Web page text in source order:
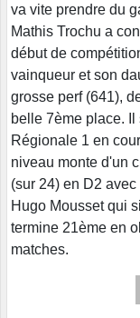
va vite prendre du
Mathis Trochu a
début de
vainqueur et son
grosse perf (641),
belle 7ème place.
Régionale 1 en
niveau monte d'un
(sur 24) en D2
Hugo Mousset qui
termine 21ème en
matches.